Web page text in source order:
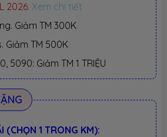
2026. Xem chi tiết
- Laptop văn phòng. Giảm TM 300K
Giảm TM 500K
5090: Giảm TM 1 TRIỆU
(CHỌN 1 TRONG KM):